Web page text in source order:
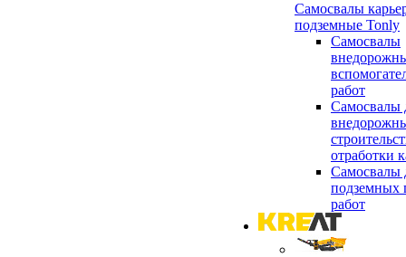
Самосвалы
подземные Tonly
Самосвалы
работ
Самосвалы
отработки
Самосвалы
подземных
работ